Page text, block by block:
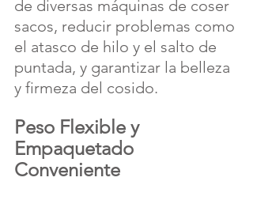
de diversas máquinas de coser
sacos, reducir problemas como
el atasco de hilo y el salto de
puntada, y garantizar la belleza
y firmeza del cosido.
Peso Flexible y
Empaquetado
Conveniente